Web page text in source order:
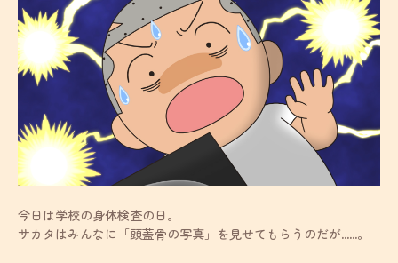
今日は学校の身体検査の日。
サカタはみんなに「頭蓋骨の写真」を見せてもらうのだが……。